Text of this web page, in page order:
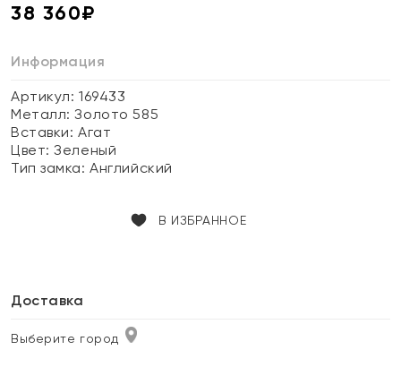
38 360₽
Информация
Артикул: 169433
Металл:Золото 585
Вставки:Агат
Цвет:Зеленый
Тип замка:Английский
В ИЗБРАННОЕ
Доставка
Выберите город